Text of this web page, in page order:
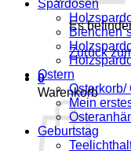
Es
Zurück
0
Warenkorb
Spardosen
Ostern
Osterkorb/
Mein
Geburtstag